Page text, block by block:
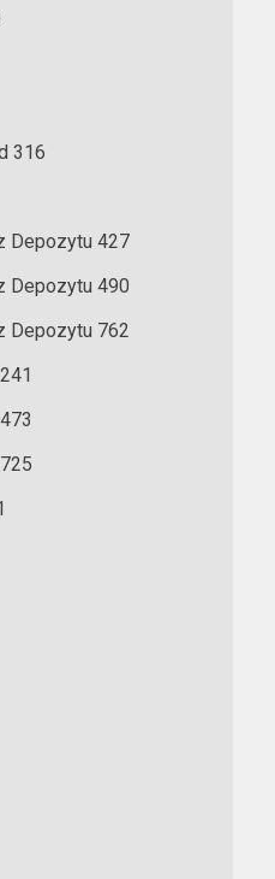
316
Depozytu 427
Depozytu 490
Depozytu 762